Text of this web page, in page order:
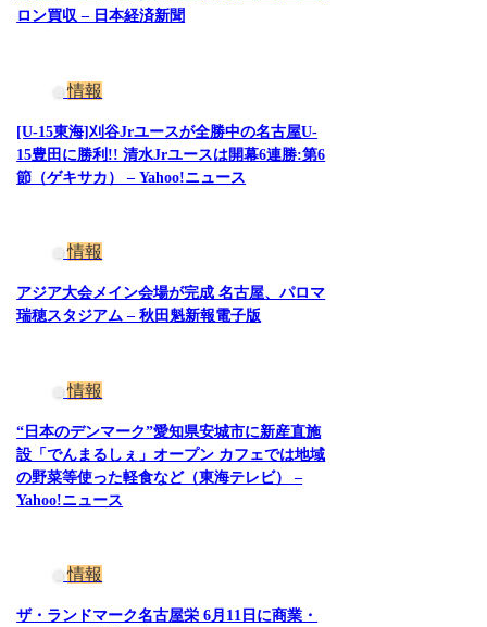
ロン買収 – 日本経済新聞
情報
[U-15東海]刈谷Jrユースが全勝中の名古屋U-
15豊田に勝利!! 清水Jrユースは開幕6連勝:第6
節（ゲキサカ） – Yahoo!ニュース
情報
アジア大会メイン会場が完成 名古屋、パロマ
瑞穂スタジアム – 秋田魁新報電子版
情報
“日本のデンマーク”愛知県安城市に新産直施
設「でんまるしぇ」オープン カフェでは地域
の野菜等使った軽食など（東海テレビ） –
Yahoo!ニュース
情報
ザ・ランドマーク名古屋栄 6月11日に商業・